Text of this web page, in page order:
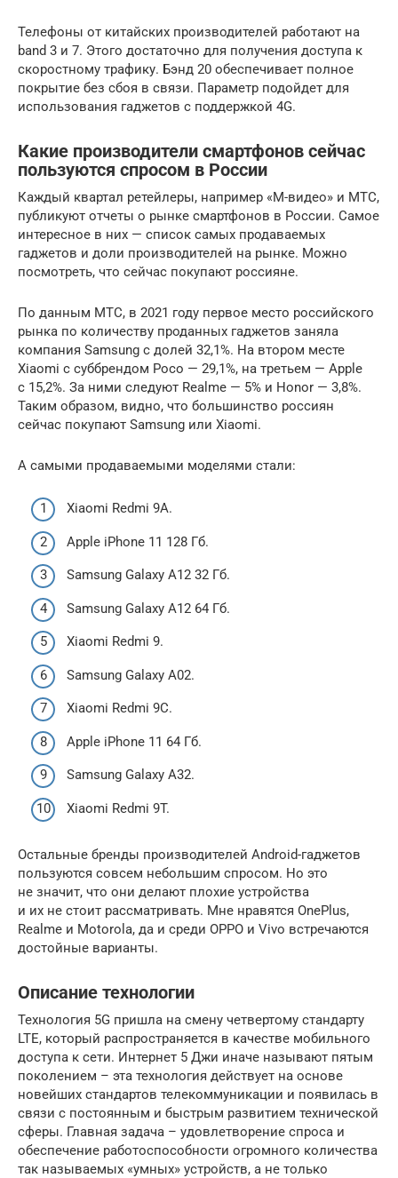
Телефоны от китайских производителей работают на
band 3 и 7. Этого достаточно для получения доступа к
скоростному трафику. Бэнд 20 обеспечивает полное
покрытие без сбоя в связи. Параметр подойдет для
использования гаджетов с поддержкой 4G.
Какие производители смартфонов сейчас
пользуются спросом в России
Каждый квартал ретейлеры, например «М-видео» и МТС,
публикуют отчеты о рынке смартфонов в России. Самое
интересное в них — список самых продаваемых
гаджетов и доли производителей на рынке. Можно
посмотреть, что сейчас покупают россияне.
По данным МТС, в 2021 году первое место российского
рынка по количеству проданных гаджетов заняла
компания Samsung с долей 32,1%. На втором месте
Xiaomi с суббрендом Poco — 29,1%, на третьем — Apple
с 15,2%. За ними следуют Realme — 5% и Honor — 3,8%.
Таким образом, видно, что большинство россиян
сейчас покупают Samsung или Xiaomi.
А самыми продаваемыми моделями стали:
Xiaomi Redmi 9A.
Apple iPhone 11 128 Гб.
Samsung Galaxy A12 32 Гб.
Samsung Galaxy A12 64 Гб.
Xiaomi Redmi 9.
Samsung Galaxy A02.
Xiaomi Redmi 9C.
Apple iPhone 11 64 Гб.
Samsung Galaxy A32.
Xiaomi Redmi 9T.
Остальные бренды производителей Android-гаджетов
пользуются совсем небольшим спросом. Но это
не значит, что они делают плохие устройства
и их не стоит рассматривать. Мне нравятся OnePlus,
Realme и Motorola, да и среди OPPO и Vivo встречаются
достойные варианты.
Описание технологии
Технология 5G пришла на смену четвертому стандарту
LTE, который распространяется в качестве мобильного
доступа к сети. Интернет 5 Джи иначе называют пятым
поколением – эта технология действует на основе
новейших стандартов телекоммуникации и появилась в
связи с постоянным и быстрым развитием технической
сферы. Главная задача – удовлетворение спроса и
обеспечение работоспособности огромного количества
так называемых «умных» устройств, а не только